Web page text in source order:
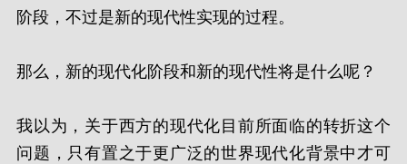
阶段，不过是新的现代性实现的过程。
那么，新的现代化阶段和新的现代性将是什么呢？
我以为，关于西方的现代化目前所面临的转折这个
问题，只有置之于更广泛的世界现代化背景中才可